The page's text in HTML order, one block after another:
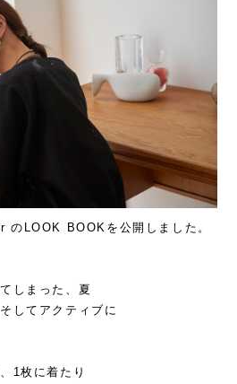
LOOK BOOKを公開しました。
しまった、夏
してアクティブに
1枚に着たり